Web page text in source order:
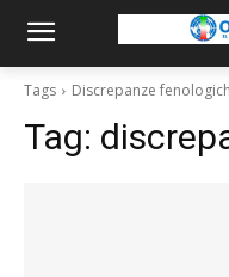
Tags Discrepanze
Tag: